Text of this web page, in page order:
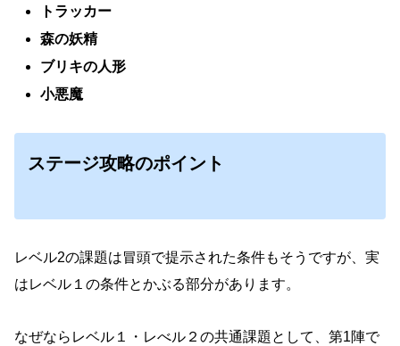
トラッカー
森の妖精
ブリキの人形
小悪魔
ステージ攻略のポイント
レベル2の課題は冒頭で提示された条件もそうですが、実
はレベル１の条件とかぶる部分があります。
なぜならレベル１・レべル２の共通課題として、第1陣で